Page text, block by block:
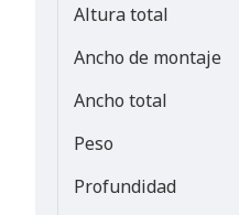
Altura total
Ancho de montaje
Ancho total
Peso
Profundidad